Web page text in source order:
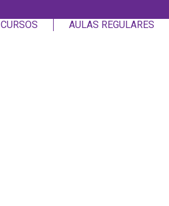
CURSOS AULAS REGULARES